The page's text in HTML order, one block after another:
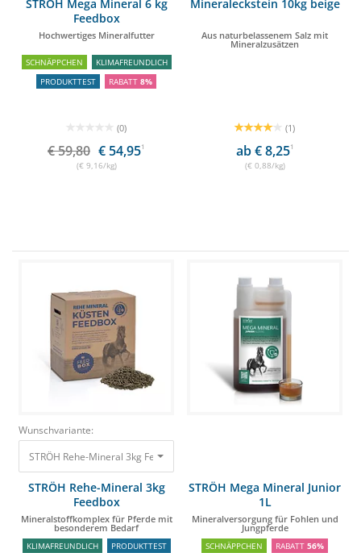
STRÖH Mega Mineral 6 kg
Feedbox
Hochwertiges Mineralfutter
SCHNÄPPCHEN
KLIMAFREUNDLICH
PRODUKTTEST
RABATT 8%
(0)
€ 59,80 € 54,951
(€ 9,16/kg)
Mineraleckstein 10kg beige
Aus naturbelassenem Salz mit
Mineralzusätzen
(1)
ab € 8,251
(€ 0,88/kg)
Wunschvariante:
STRÖH Rehe-Mineral 3kg Feedbox Mineralstoffkomplex für Pferde mit
STRÖH Rehe-Mineral 3kg
Feedbox
Mineralstoffkomplex für Pferde mit
besonderem Bedarf
KLIMAFREUNDLICH PRODUKTTEST
STRÖH Mega Mineral Junior
1L
Mineralversorgung für Fohlen und
Jungpferde
SCHNÄPPCHEN RABATT 56%